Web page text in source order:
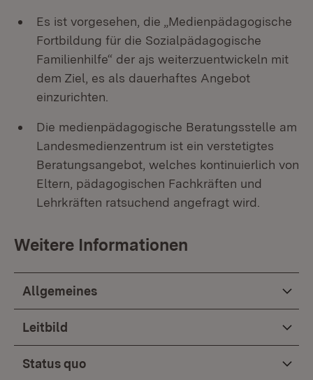
Es ist vorgesehen, die „Medienpädagogische
Fortbildung für die Sozialpädagogische
Familienhilfe“ der ajs weiterzuentwickeln mit
dem Ziel, es als dauerhaftes Angebot
einzurichten.
Die medienpädagogische Beratungsstelle am
Landesmedienzentrum ist ein verstetigtes
Beratungsangebot, welches kontinuierlich von
Eltern, pädagogischen Fachkräften und
Lehrkräften ratsuchend angefragt wird.
Weitere Informationen
Allgemeines
Leitbild
Status quo